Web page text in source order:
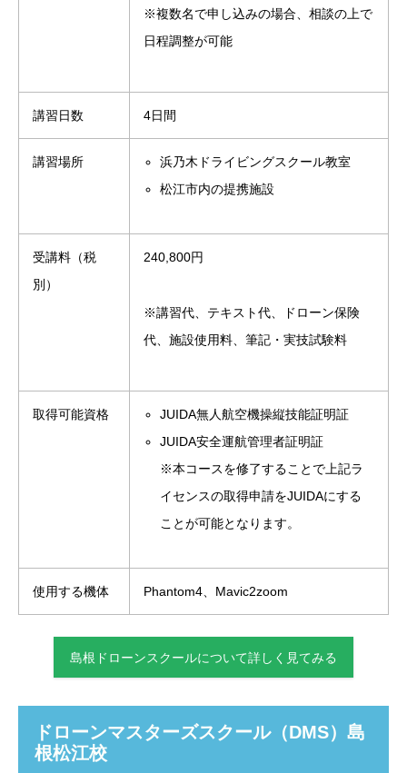
※複数名で申し込みの場合、相談の上で
日程調整が可能
講習日数 4日間
講習場所
浜乃木ドライビングスクール教室
松江市内の提携施設
受講料（税
別）
240,800円
※講習代、テキスト代、ドローン保険
代、施設使用料、筆記・実技試験料
取得可能資格
JUIDA無人航空機操縦技能証明証
JUIDA安全運航管理者証明証
※本コースを修了することで上記ラ
イセンスの取得申請をJUIDAにする
ことが可能となります。
使用する機体 Phantom4、Mavic2zoom
島根ドローンスクールについて詳しく見てみる
ドローンマスターズスクール（DMS）島
根松江校